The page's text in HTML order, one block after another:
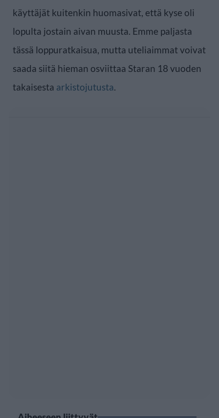
käyttäjät kuitenkin huomasivat, että kyse oli
lopulta jostain aivan muusta. Emme paljasta
tässä loppuratkaisua, mutta uteliaimmat voivat
saada siitä hieman osviittaa Staran 18 vuoden
takaisesta arkistojutusta.